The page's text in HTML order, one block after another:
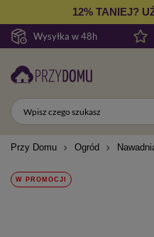
Wysyłka w 48h
12% TANIEJ?
Przy Domu Ogród
W PROMOCJI